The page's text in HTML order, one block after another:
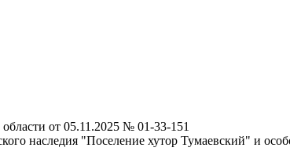
от 05.11.2025 № 01-33-151
наследия "Поселение хутор Тумаевский" и